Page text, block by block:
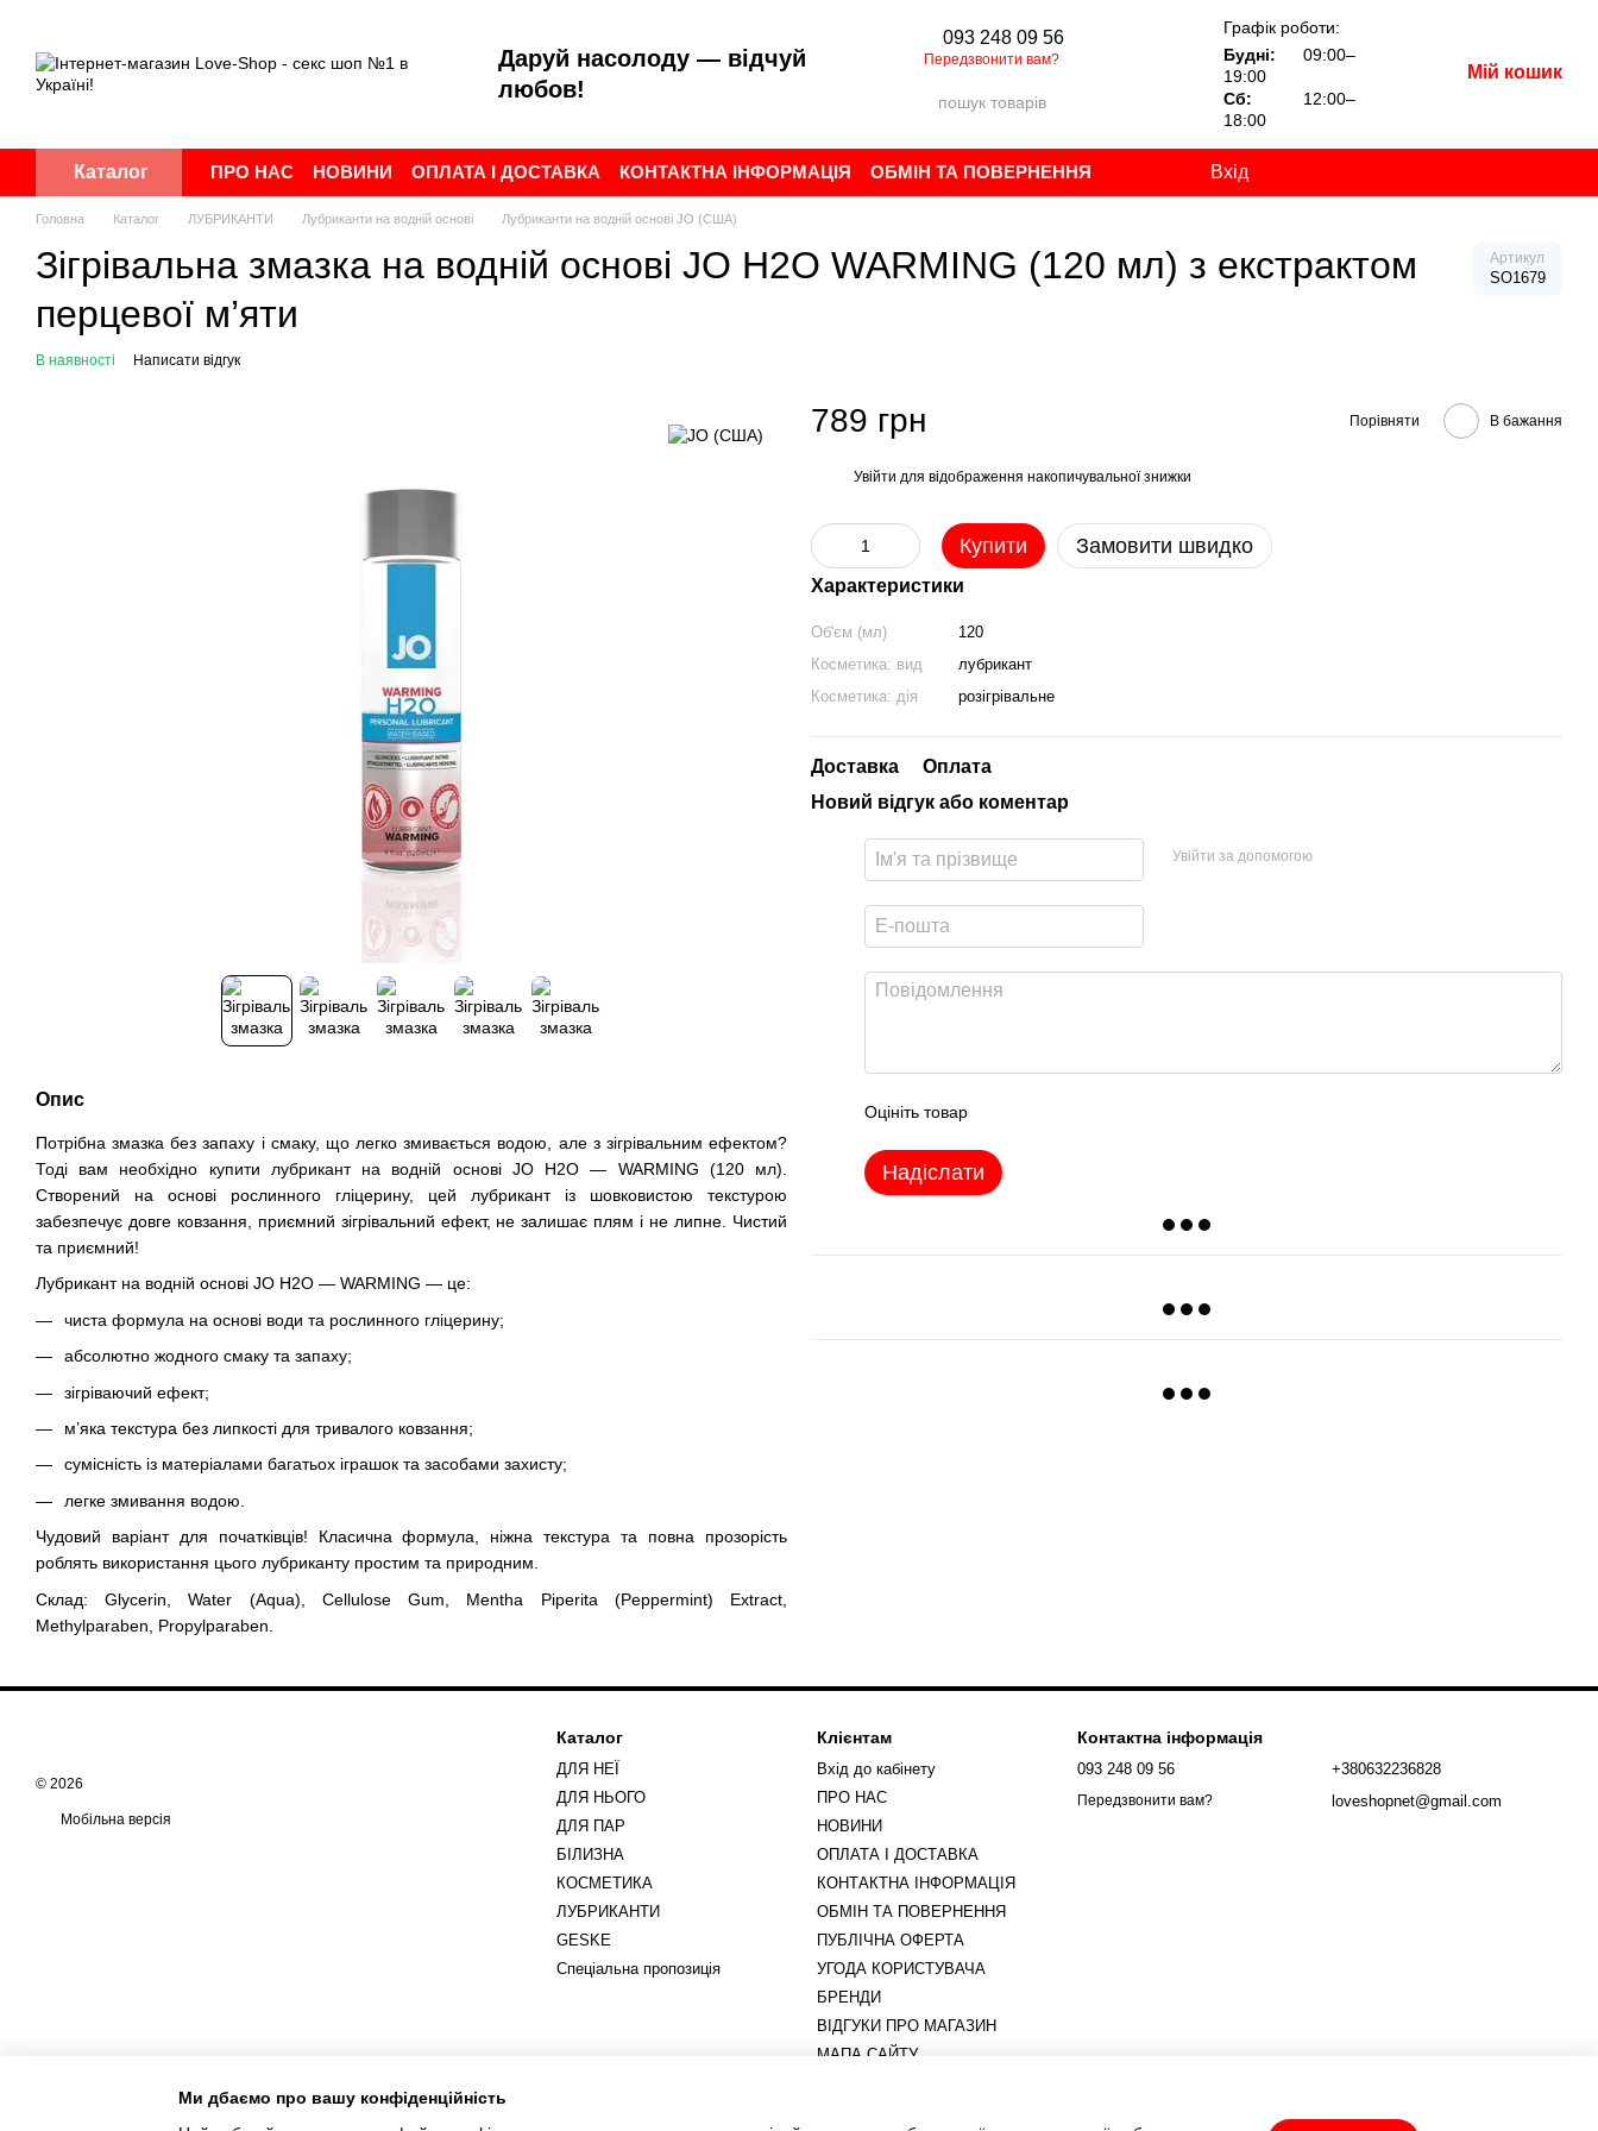
Даруй насолоду — відчуй
любов!
093 248 09 56
Передзвонити вам?
Графік роботи:
Будні:
09:00–
19:00
Сб:
12:00–
18:00
Мій кошик
Каталог ПРО НАС НОВИНИ ОПЛАТА І ДОСТАВКА КОНТАКТНА ІНФОРМАЦІЯ
ОБМІН ТА ПОВЕРНЕННЯ
ПУБЛІЧНА ОФЕРТА
УГОДА КОРИСТУВАЧА БРЕНДИ ВІДГУКИ ПРО МАГАЗИН
Вхід
Головна Каталог ЛУБРИКАНТИ Лубриканти на водній основі Лубриканти на водній основі JO (США)
Зігрівальна змазка на водній основі JO H2O WARMING (120 мл) з екстрактом
перцевої м’яти
Артикул
SO1679
В наявності Написати відгук
Опис
Потрібна змазка без запаху і смаку, що легко змивається водою, але з зігрівальним ефектом?
Тоді вам необхідно купити лубрикант на водній основі JO H2O — WARMING (120 мл).
Створений на основі рослинного гліцерину, цей лубрикант із шовковистою текстурою
забезпечує довге ковзання, приємний зігрівальний ефект, не залишає плям і не липне. Чистий
та приємний!
Лубрикант на водній основі JO H2O — WARMING — це:
чиста формула на основі води та рослинного гліцерину;
абсолютно жодного смаку та запаху;
зігріваючий ефект;
м’яка текстура без липкості для тривалого ковзання;
сумісність із матеріалами багатьох іграшок та засобами захисту;
легке змивання водою.
Чудовий варіант для початківців! Класична формула, ніжна текстура та повна прозорість
роблять використання цього лубриканту простим та природним.
Склад: Glycerin, Water (Aqua), Cellulose Gum, Mentha Piperita (Peppermint) Extract,
Methylparaben, Propylparaben.
789 грн Порівняти В бажання
Увійти для відображення накопичувальної знижки
Купити Замовити швидко
Характеристики
Об'єм (мл)
120
Косметика: вид
лубрикант
Косметика: дія
розігрівальне
Доставка
Оплата
Новий відгук або коментар
Увійти за допомогою
Оцініть товар
Надіслати
© 2026
Мобільна версія
Каталог
ДЛЯ НЕЇ
ДЛЯ НЬОГО
ДЛЯ ПАР
БІЛИЗНА
КОСМЕТИКА
ЛУБРИКАНТИ
GESKE
Спеціальна пропозиція
Клієнтам
Вхід до кабінету
ПРО НАС
НОВИНИ
ОПЛАТА І ДОСТАВКА
КОНТАКТНА ІНФОРМАЦІЯ
ОБМІН ТА ПОВЕРНЕННЯ
ПУБЛІЧНА ОФЕРТА
УГОДА КОРИСТУВАЧА
БРЕНДИ
ВІДГУКИ ПРО МАГАЗИН
МАПА САЙТУ
Контактна інформація
093 248 09 56
Передзвонити вам?
+380632236828
loveshopnet@gmail.com
Ми дбаємо про вашу конфіденційність